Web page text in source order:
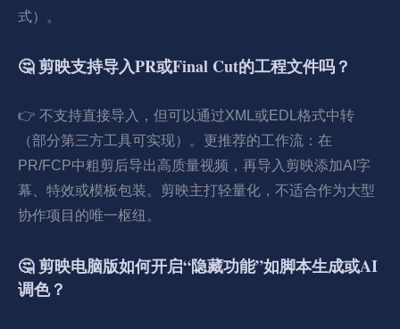
式）。
🤔 剪映支持导入PR或Final Cut的工程文件吗？
👉 不支持直接导入，但可以通过XML或EDL格式中转
（部分第三方工具可实现）。更推荐的工作流：在
PR/FCP中粗剪后导出高质量视频，再导入剪映添加AI字
幕、特效或模板包装。剪映主打轻量化，不适合作为大型
协作项目的唯一枢纽。
🤔 剪映电脑版如何开启“隐藏功能”如脚本生成或AI
调色？